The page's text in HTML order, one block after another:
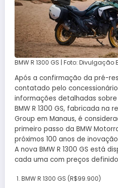
BMW R 1300 GS | Foto: Divulgação
Após a confirmação da pré-
contatado pelo
informações detalhadas
BMW R 1300 GS, fabricada na
Group em Manaus, é
primeiro passo da BMW
próximos 100 anos de
A nova BMW R 1300 GS está
cada uma com preços
BMW R 1300 GS (R$99.900)